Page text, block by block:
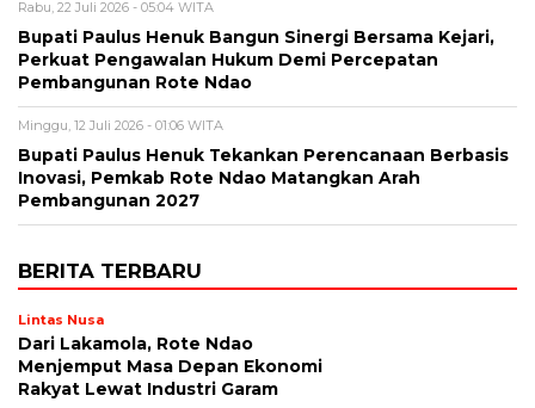
Rabu, 22 Juli 2026 - 05:04 WITA
Bupati Paulus Henuk Bangun Sinergi Bersama Kejari,
Perkuat Pengawalan Hukum Demi Percepatan
Pembangunan Rote Ndao
Minggu, 12 Juli 2026 - 01:06 WITA
Bupati Paulus Henuk Tekankan Perencanaan Berbasis
Inovasi, Pemkab Rote Ndao Matangkan Arah
Pembangunan 2027
BERITA TERBARU
Lintas Nusa
Dari Lakamola, Rote Ndao
Menjemput Masa Depan Ekonomi
Rakyat Lewat Industri Garam